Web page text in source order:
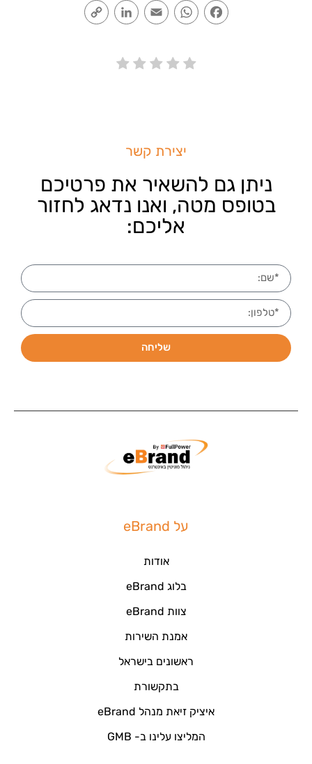
Facebook
WhatsApp
Email
LinkedIn
יצירת קשר
ניתן גם להשאיר את פרטיכם
בטופס מטה, ואנו נדאג לחזור
אליכם:
שליחה
על eBrand
אודות
בלוג eBrand
צוות eBrand
אמנת השירות
ראשונים בישראל
בתקשורת
איציק זיאת מנהל eBrand
המליצו עלינו ב- GMB